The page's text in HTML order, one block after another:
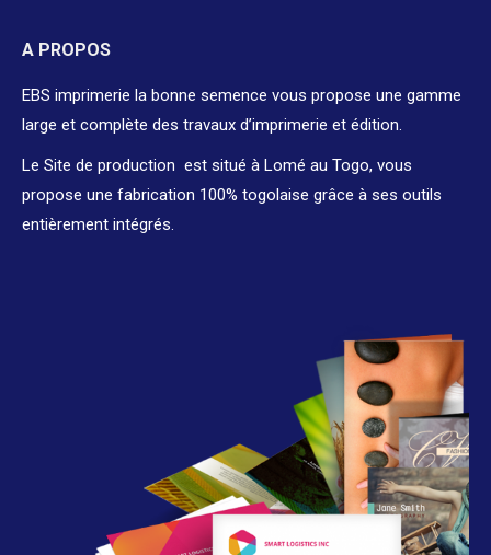
A PROPOS
EBS imprimerie la bonne semence vous propose une gamme
large et complète des travaux d’imprimerie et édition.
Le Site de production est situé à Lomé au Togo, vous
propose une fabrication 100% togolaise grâce à ses outils
entièrement intégrés.